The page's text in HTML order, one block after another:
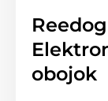
obojok